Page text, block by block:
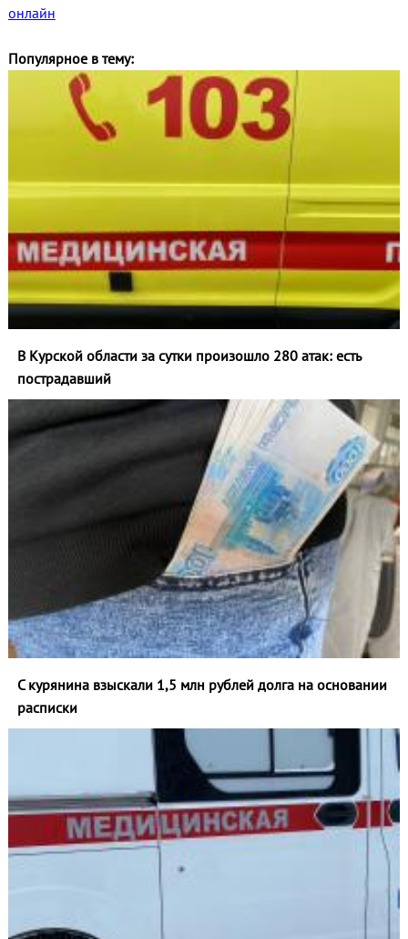
онлайн
Популярное в тему:
В Курской области за сутки произошло 280 атак: есть
пострадавший
С курянина взыскали 1,5 млн рублей долга на основании
расписки